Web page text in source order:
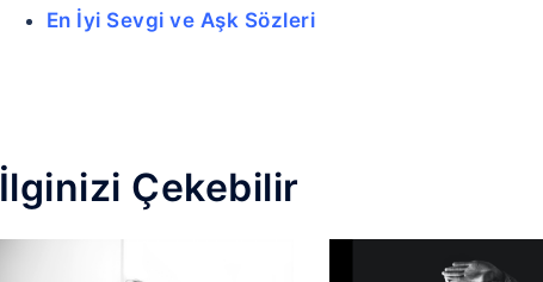
En İyi Sevgi ve Aşk Sözleri
İlginizi Çekebilir